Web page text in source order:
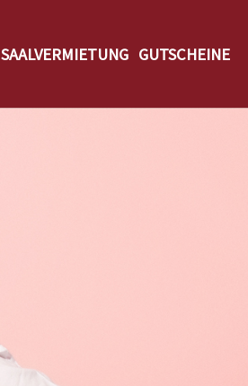
SAALVERMIETUNG GUTSCHEINE